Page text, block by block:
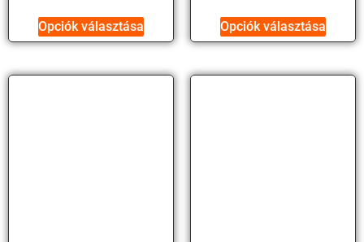
Opciók választása Opciók választása